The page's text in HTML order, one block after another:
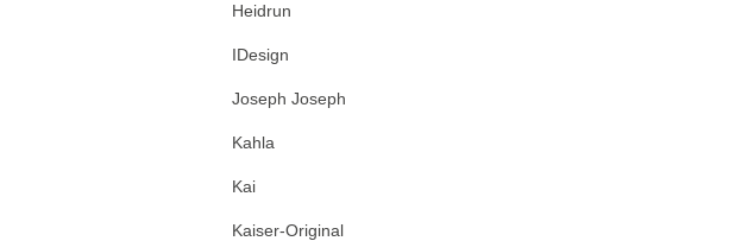
Heidrun
IDesign
Joseph Joseph
Kahla
Kai
Kaiser-Original